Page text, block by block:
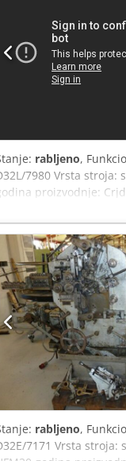
rabljeno,
7980 Vrsta stroja:
proizvodnje:
115x130 mm Dužina
rabljeno,
7171 Vrsta stroja: